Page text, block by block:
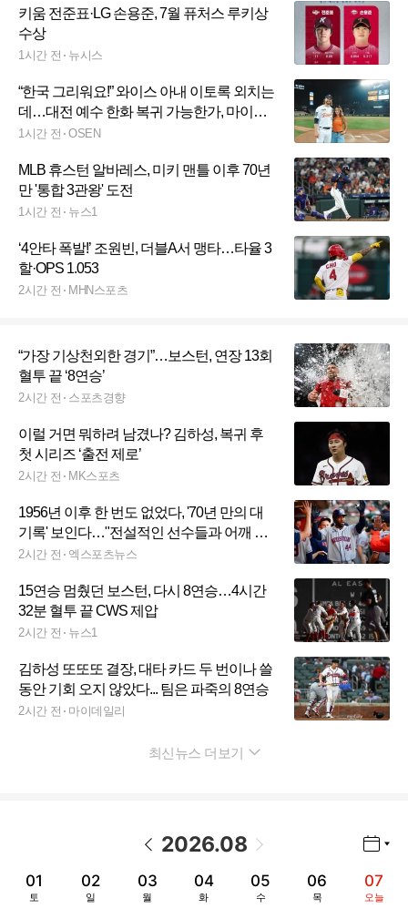
키움 전준표·LG 손용준, 7월 퓨처스 루키상
수상
1시간 전 뉴시스
“한국 그리워요!” 와이스 아내 이토록 외치는
데…대전 예수 한화 복귀 가능한가, 마이너
ERA 6.15→5.85 낮췄다
1시간 전 OSEN
MLB 휴스턴 알바레스, 미키 맨틀 이후 70년
만 '통합 3관왕' 도전
1시간 전 뉴스1
‘4안타 폭발!’ 조원빈, 더블A서 맹타…타율 3
할·OPS 1.053
2시간 전 MHN스포츠
“가장 기상천외한 경기”…보스턴, 연장 13회
혈투 끝 ‘8연승’
2시간 전 스포츠경향
이럴 거면 뭐하려 남겼나? 김하성, 복귀 후
첫 시리즈 ‘출전 제로’
2시간 전 MK스포츠
1956년 이후 한 번도 없었다, '70년 만의 대
기록' 보인다…"전설적인 선수들과 어깨 나
란히 할 기회"
2시간 전 엑스포츠뉴스
15연승 멈췄던 보스턴, 다시 8연승…4시간
32분 혈투 끝 CWS 제압
2시간 전 뉴스1
김하성 또또또 결장, 대타 카드 두 번이나 쓸
동안 기회 오지 않았다... 팀은 파죽의 8연승
2시간 전 마이데일리
최신뉴스 더보기
2026.08
01
토
02
일
03
월
04
화
05
수
06
목
07
오늘